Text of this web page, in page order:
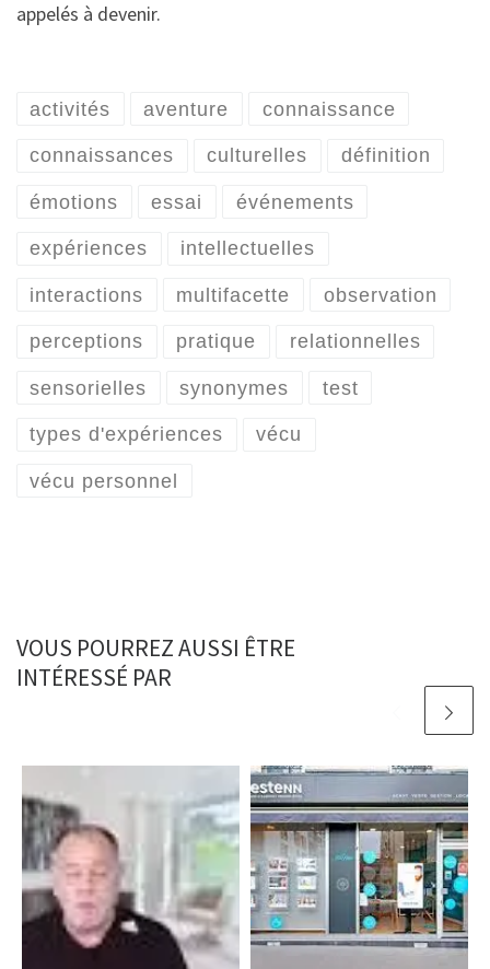
appelés à devenir.
activités aventure connaissance
connaissances culturelles définition
émotions essai événements
expériences intellectuelles
interactions multifacette observation
perceptions pratique relationnelles
sensorielles synonymes test
types d'expériences vécu
vécu personnel
VOUS POURREZ AUSSI ÊTRE
INTÉRESSÉ PAR